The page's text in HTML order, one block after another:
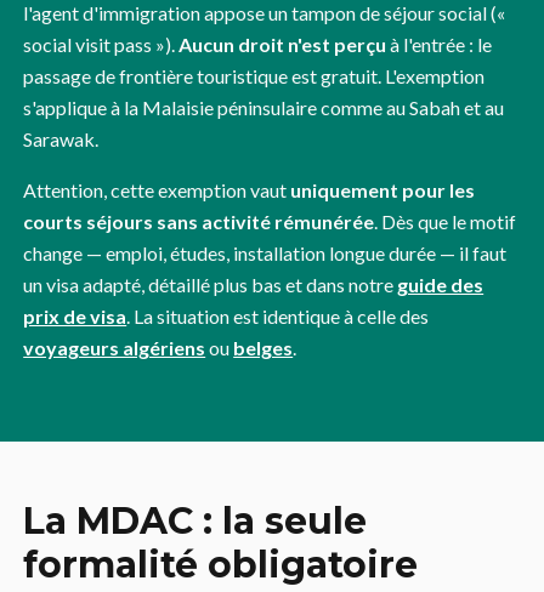
l'agent d'immigration appose un tampon de séjour social («
social visit pass »). Aucun droit n'est perçu à l'entrée : le
passage de frontière touristique est gratuit. L'exemption
s'applique à la Malaisie péninsulaire comme au Sabah et au
Sarawak.
Attention, cette exemption vaut uniquement pour les
courts séjours sans activité rémunérée . Dès que le motif
change — emploi, études, installation longue durée — il faut
un visa adapté, détaillé plus bas et dans notre guide des
prix de visa . La situation est identique à celle des
voyageurs algériens ou belges
La MDAC : la seule
formalité obligatoire